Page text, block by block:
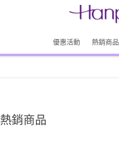
優惠活動 熱銷商品
熱銷商品